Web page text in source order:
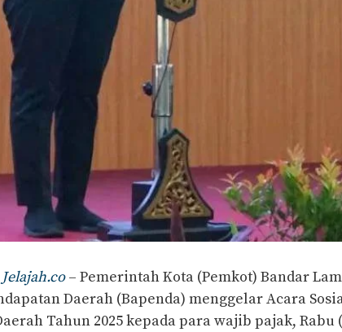
Jelajah.co– Pemerintah Kota (Pemkot) Bandar
Daerah (Bapenda) menggelar Acara
Tahun 2025 kepada para wajib pajak, Rabu